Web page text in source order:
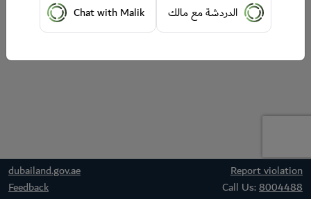
dubailand.gov.ae
Report violation
Feedback
Call Us:8004488
Chat with Malik
الدردشة مع مالك